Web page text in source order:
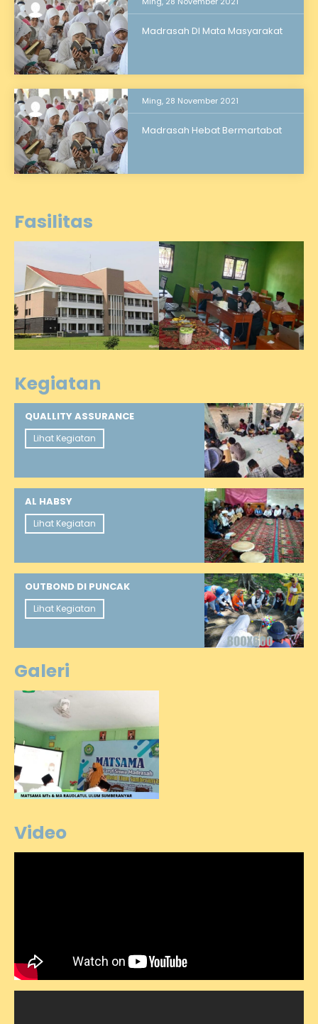
Madrasah DI Mata Masyarakat
Ming, 28 November 2021
Madrasah Hebat Bermartabat
Fasilitas
Kegiatan
QUALLITY ASSURANCE
Lihat Kegiatan
AL HABSY
Lihat Kegiatan
OUTBOND DI PUNCAK
Lihat Kegiatan
Galeri
Video